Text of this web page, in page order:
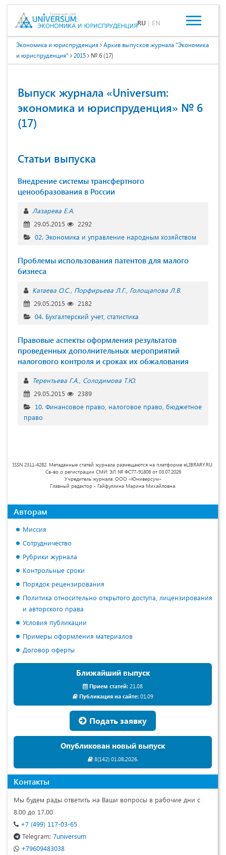
RU | EN
Экономика и юриспруденция
Архив выпусков журнала "Экономика
и юриспруденция"
2015 № 6 (17)
Выпуск журнала «Universum:
экономика и юриспруденция» № 6
(17)
Статьи выпуска
Внедрение системы трансфертного
ценообразования в России
Лазарева Е.А.
29.05.2015
2292
02. Экономика и управление народным хозяйством
Проблемы использования патентов для малого
бизнеса
Катаева О.С. Порфирьева Л.Г. Голощапова Л.В.
29.05.2015
2182
04. Бухгалтерский учет, статистика
Правовые аспекты оформления результатов
проведенных дополнительных мероприятий
налогового контроля и сроках их обжалования
Терентьева Г.А. Солодимова Т.Ю.
29.05.2015
2389
10. Финансовое право, налоговое право, бюджетное
право
ISSN 2311-4282. Метаданные статей журнала размещаются на платформе eLIBRARY.RU.
Св-во о регистрации СМИ: ЭЛ № ФС77-91808 от 03.07.2026
Учредитель журнала: ООО «Юниверсум»
Главный редактор - Гайфуллина Марина Михайловна.
Авторам
Миссия
Сотрудничество
Рубрики журнала
Контрольные сроки
Порядок рецензирования
Политика относительно открытого доступа, лицензирования
и авторского права
Условия публикации
Примеры оформления материалов
Договор оферты
Ближайший выпуск
Прием статей: 21.08
Публикация на сайте:01.09
Подать заявку
Опубликован новый выпуск
8(142) 01.08.2026.
Контакты
Мы будем рады ответить на Ваши вопросы в рабочие дни с
8.00 до 17.00
+7 (499) 117-03-65
Telegram: 7universum
+79609483038